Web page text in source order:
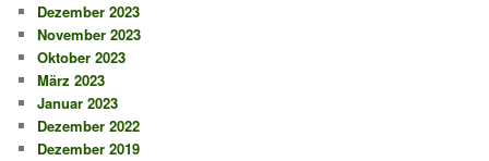
Dezember 2023
November 2023
Oktober 2023
März 2023
Januar 2023
Dezember 2022
Dezember 2019